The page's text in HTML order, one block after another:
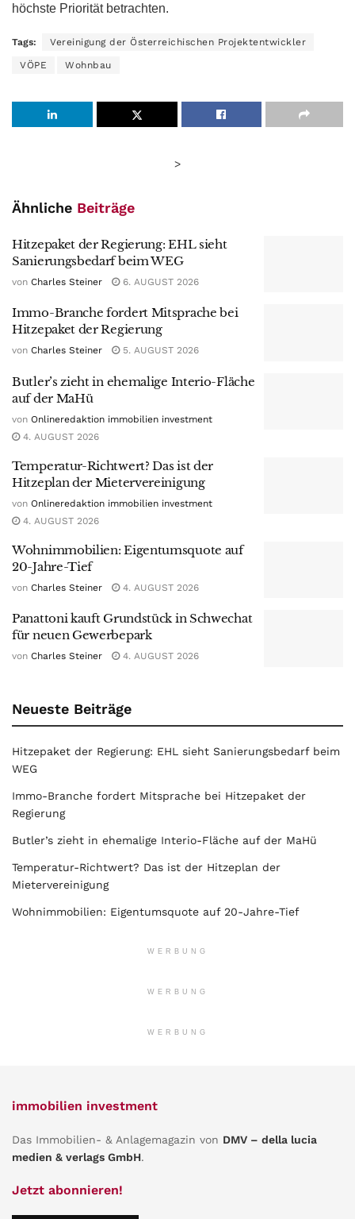
höchste Priorität betrachten.
Tags: Vereinigung der Österreichischen Projektentwickler
VÖPE Wohnbau
>
Ähnliche Beiträge
Hitzepaket der Regierung: EHL sieht
Sanierungsbedarf beim WEG
von Charles Steiner 6. AUGUST 2026
Immo-Branche fordert Mitsprache bei
Hitzepaket der Regierung
von Charles Steiner 5. AUGUST 2026
Butler’s zieht in ehemalige Interio-Fläche
auf der MaHü
von Onlineredaktion immobilien investment
4. AUGUST 2026
Temperatur-Richtwert? Das ist der
Hitzeplan der Mietervereinigung
von Onlineredaktion immobilien investment
4. AUGUST 2026
Wohnimmobilien: Eigentumsquote auf
20-Jahre-Tief
von Charles Steiner 4. AUGUST 2026
Panattoni kauft Grundstück in Schwechat
für neuen Gewerbepark
von Charles Steiner 4. AUGUST 2026
Neueste Beiträge
Hitzepaket der Regierung: EHL sieht Sanierungsbedarf beim
WEG
Immo-Branche fordert Mitsprache bei Hitzepaket der
Regierung
Butler’s zieht in ehemalige Interio-Fläche auf der MaHü
Temperatur-Richtwert? Das ist der Hitzeplan der
Mietervereinigung
Wohnimmobilien: Eigentumsquote auf 20-Jahre-Tief
WERBUNG
WERBUNG
WERBUNG
immobilien investment
Das Immobilien- & Anlagemagazin von DMV – della lucia
medien & verlags GmbH.
Jetzt abonnieren!